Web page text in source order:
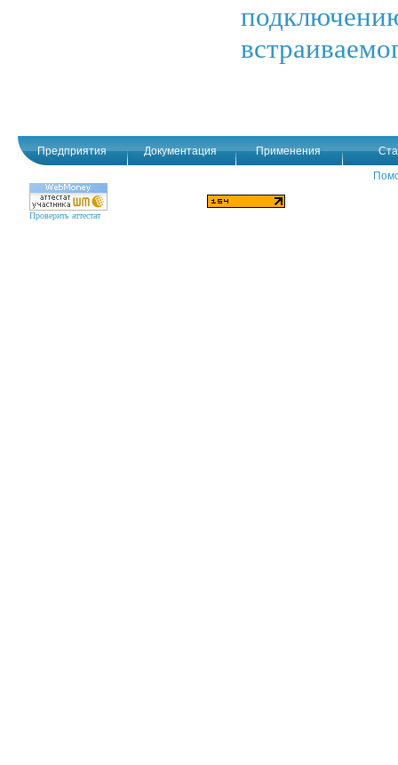
Предприятия Документация Применения
Проверить аттестат